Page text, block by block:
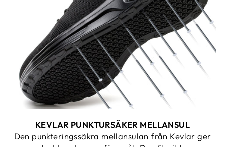
KEVLAR PUNKTURSÄKER MELLANSUL
Den punkteringssäkra mellansulan från Kevlar ger